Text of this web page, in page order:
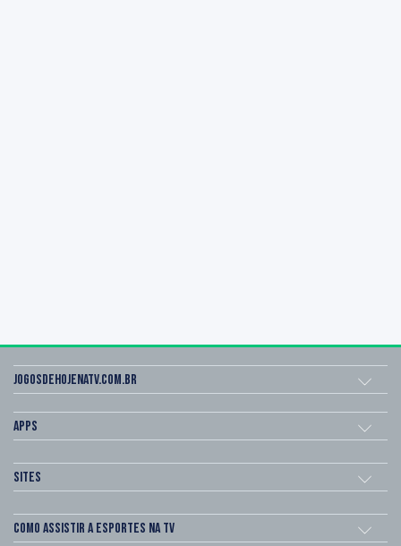
Jogosdehojenatv.com.br
Apps
Sites
Como assistir a esportes na TV